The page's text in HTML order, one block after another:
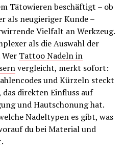
Tätowieren beschäftigt – ob
als neugieriger Kunde –
Vielfalt an Werkzeug.
als die Auswahl der
Tattoo Nadeln in
vergleicht, merkt sofort:
und Kürzeln steckt
direkten Einfluss auf
und Hautschonung hat.
Nadeltypen es gibt, was
du bei Material und